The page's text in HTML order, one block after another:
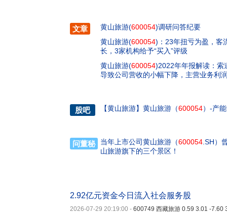
文章 黄山旅游(600054)调研问答纪要
黄山旅游(600054)：23年扭亏为盈，客
长，3家机构给予“买入”评级
黄山旅游(600054)2022年年报解读：索
导致公司营收的小幅下降，主营业务利
股吧 【黄山旅游】 黄山旅游（600054）-产
问董秘 当年上市公司黄山旅游（600054 .SH）
山旅游旗下的三个景区！
2.92亿元资金今日流入社会服务股
2026-07-29 20:19:00 - 600749 西藏旅游 0.59 3.01 -7.60